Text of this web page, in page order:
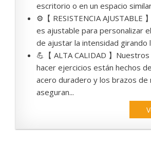
escritorio o en un espacio
⚙️【 RESISTENCIA AJUSTABLE
es ajustable para personalizar
de ajustar la intensidad girando
💪【 ALTA CALIDAD 】
hacer ejercicios están hechos
acero duradero y los brazos de
aseguran...